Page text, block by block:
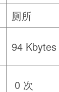
厕所
94 Kbytes
0 次